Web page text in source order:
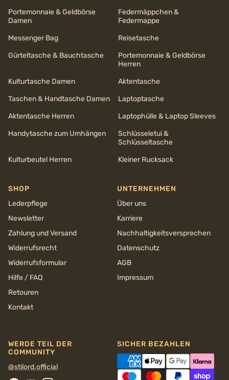
Portemonnaie & Geldbörse
Damen
Federmäppchen &
Federmappe
Messenger Bag
Reisetasche
Gürteltasche & Bauchtasche
Portemonnaie & Geldbörse
Herren
Kulturtasche Damen
Aktentasche
Taschen & Handtasche Damen
Laptoptasche
Aktentasche Herren
Laptophülle & Laptop Sleeves
Handytasche zum Umhängen
Schlüsseletui &
Schlüsseltasche
Kulturbeutel Herren
Kleiner Rucksack
SHOP
Lederpflege
Newsletter
Zahlung und Versand
Widerrufsrecht
Widerrufsformular
Hilfe / FAQ
Retouren
Kontakt
UNTERNEHMEN
Über uns
Karriere
Nachhaltigkeits­versprechen
Datenschutz
AGB
Impressum
WERDE TEIL DER
COMMUNITY
@stilord.official
SICHER BEZAHLEN